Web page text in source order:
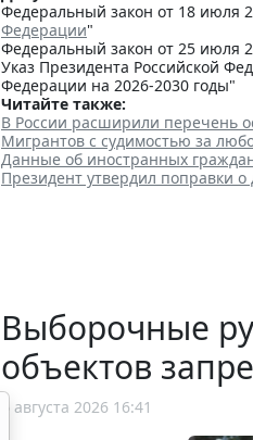
Федеральный закон от 18 июля
Федерации"
Федеральный закон от 25 июля
Указ Президента Российской
Федерации на 2026-2030 годы"
Читайте также:
В России расширили перечень
Мигрантов с судимостью за
Данные об иностранных
Президент утвердил поправки
Выборочные
объектов
6 августа 2026 16:41